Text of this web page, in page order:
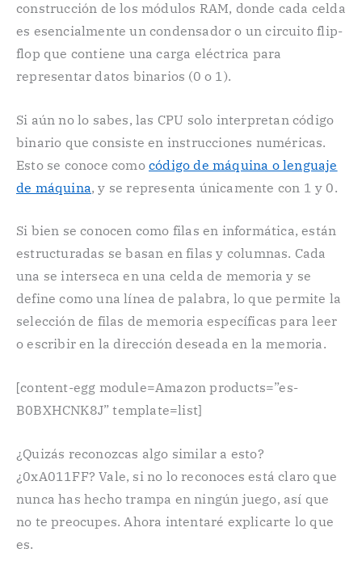
construcción de los módulos RAM, donde cada celda
es esencialmente un condensador o un circuito flip-
flop que contiene una carga eléctrica para
representar datos binarios (0 o 1).
Si aún no lo sabes, las CPU solo interpretan código
binario que consiste en instrucciones numéricas.
Esto se conoce como código de máquina o lenguaje
de máquina, y se representa únicamente con 1 y 0.
Si bien se conocen como filas en informática, están
estructuradas se basan en filas y columnas. Cada
una se interseca en una celda de memoria y se
define como una línea de palabra, lo que permite la
selección de filas de memoria específicas para leer
o escribir en la dirección deseada en la memoria.
[content-egg module=Amazon products=”es-
B0BXHCNK8J” template=list]
¿Quizás reconozcas algo similar a esto?
¿0xA011FF? Vale, si no lo reconoces está claro que
nunca has hecho trampa en ningún juego, así que
no te preocupes. Ahora intentaré explicarte lo que
es.